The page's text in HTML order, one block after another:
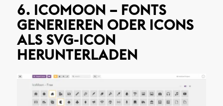
6. ICOMOON – FONTS
GENERIEREN ODER ICONS
ALS SVG-ICON
HERUNTERLADEN